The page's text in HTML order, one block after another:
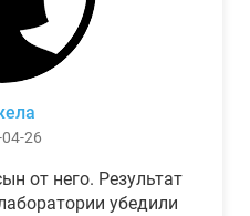
26
от него. Результат
убедили